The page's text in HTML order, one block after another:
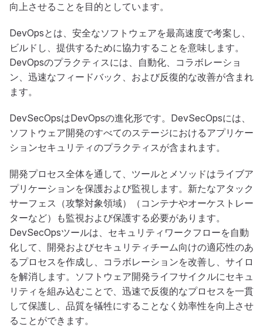
向上させることを目的としています。
DevOpsとは、安全なソフトウェアを最高速度で考案し、
ビルドし、提供するために協力することを意味します。
DevOpsのプラクティスには、自動化、コラボレーショ
ン、迅速なフィードバック、および反復的な改善が含まれ
ます。
DevSecOpsはDevOpsの進化形です。DevSecOpsには、
ソフトウェア開発のすべてのステージにおけるアプリケー
ションセキュリティのプラクティスが含まれます。
開発プロセス全体を通して、ツールとメソッドはライブア
プリケーションを保護および監視します。新たなアタック
サーフェス（攻撃対象領域）（コンテナやオーケストレー
ターなど）も監視および保護する必要があります。
DevSecOpsツールは、セキュリティワークフローを自動
化して、開発およびセキュリティチーム向けの適応性のあ
るプロセスを作成し、コラボレーションを改善し、サイロ
を解消します。ソフトウェア開発ライフサイクルにセキュ
リティを組み込むことで、迅速で反復的なプロセスを一貫
して保護し、品質を犠牲にすることなく効率性を向上させ
ることができます。